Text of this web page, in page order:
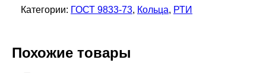
Категории: ГОСТ 9833-73, Кольца, РТИ
Похожие товары